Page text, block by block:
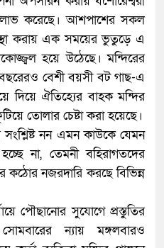
করেছে। আশপাশের সকল
করায় এক সময়ের ভুতুড়ে এ
হয়ে উঠেছে। মন্দিরের
বেশী বয়সী বট গাছ-এ
দিয়ে ঐতিহ্যের বাহক মন্দির
তোলার চেষ্টা করা হয়েছে।
সংশ্লিষ্ট নন এমন কাউকে যেমন
না, তেমনী বহিরাগতদের
কঠোর নজরদারি করছে বিভিন্ন
পৌছানোর সুযোগে প্রস্তুতির
ন্যায় মঙ্গলবারও